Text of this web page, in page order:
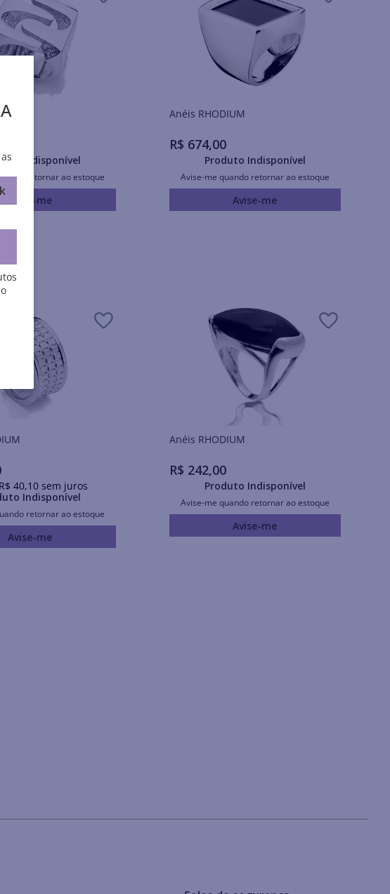
Indisponível
retornar ao estoque
Avise-me
Anéis RHODIUM
R$ 674,00
Produto Indisponível
Avise-me quando retornar ao estoque
Avise-me
R$ 40,10sem juros
Indisponível
retornar ao estoque
Avise-me
Anéis RHODIUM
R$ 242,00
Produto Indisponível
Avise-me quando retornar ao estoque
Avise-me